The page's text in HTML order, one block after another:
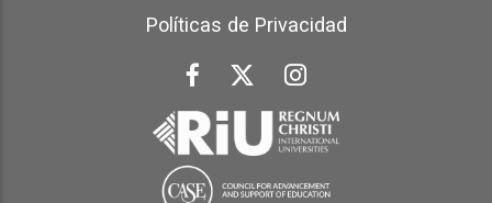
Políticas de Privacidad